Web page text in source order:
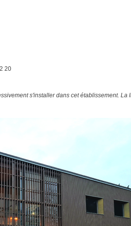
20
s'installer dans cet établissement. La